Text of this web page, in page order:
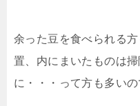
余った豆を食べられる
置、内にまいたものは
に・・・って方も多いの